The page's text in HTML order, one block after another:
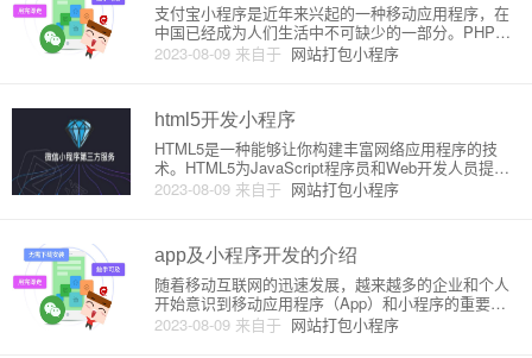
2023-08-09 来自于 网站打包小程序
支付宝小程序是近年来兴起的一种移动应用程序，在
中国已经成为人们生活中不可缺少的一部分。PHP作
为一种常用的网络编程语言，也可以用来进行支付宝
小程序的开发。本文将介绍如何使用PHP开发支付宝
开发支付宝小程序前
html5开发小程序
2023-08-09 来自于 网站打包小程序
HTML5是一种能够让你构建丰富网络应用程序的技
术。HTML5为JavaScript程序员和Web开发人员提供
了更好的工具和能力，可在移动设备和桌面上构建丰
富的应用程序。 这些应用程序可以通过浏览器或包装
序是一
app及小程序开发的介绍
2023-08-09 来自于 网站打包小程序
随着移动互联网的迅速发展，越来越多的企业和个人
开始意识到移动应用程序（App）和小程序的重要
性。App和小程序都是支持移动设备上安装和使用的
应用程序，它们不仅可以提供相当好的用户体验，还